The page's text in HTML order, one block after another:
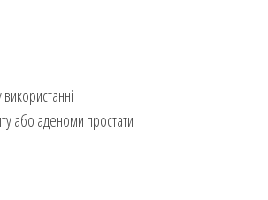
або аденоми простати